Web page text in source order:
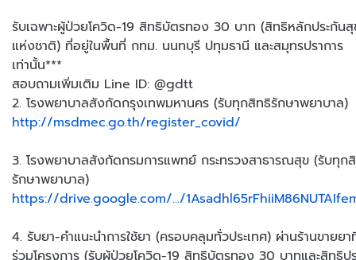
รับเฉพาะผู้ป่วยโควิด-19 สิทธิบัตรทอง 30 บาท (สิทธิหลักประกัน
แห่งชาติ) ที่อยู่ในพื้นที่ กทม. นนทบุรี ปทุมธานี และสมุทรปราการ
เท่านั้น***
สอบถามเพิ่มเติม Line ID: @gdtt
2. โรงพยาบาลสังกัดกรุงเทพมหานคร (รับทุกสิทธิรักษาพยาบาล)
http://msdmec.go.th/register_covid/
3. โรงพยาบาลสังกัดกรมการแพทย์ กระทรวงสาธารณสุข (รับทุก
รักษาพยาบาล)
https://drive.google.com/.../
4. รับยา-คำแนะนำการใช้ยา (ครอบคลุมทั่วประเทศ) ผ่านร้านขายยา